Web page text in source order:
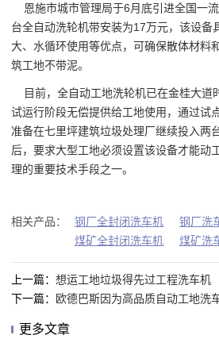
恩施市城市管理局于6月底引进全国一
台全自动洗轮机带安装为17万元，该设备
大、水循环使用等优点，可确保散体材料
筑工地不带泥。
目前，全自动工地洗轮机已在金桂大道
试运行阶段无偿提供给工地使用，通过试
准备在七里坪建筑垃圾处理厂继续投入两
后，要求大型工地必须设置该设备才能动
理的重要技术手段之一。
相关产品： 钢厂全封闭洗车机 钢厂洗
煤矿全封闭洗车机
煤矿洗
上一篇： 想运工地垃圾得先过工程洗车机
下一篇： 欧德巴斯因为高品质自动工地洗
更多文章